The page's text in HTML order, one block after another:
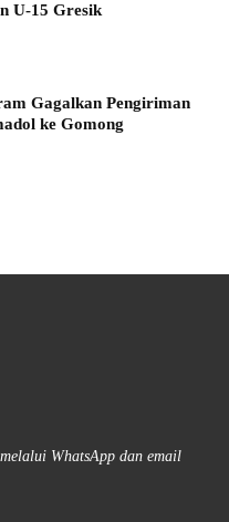
U-15 Gresik
Gagalkan Pengiriman
ke Gomong
WhatsApp dan email